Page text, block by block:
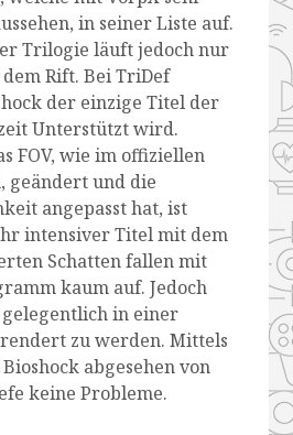
in seiner Liste auf.
Trilogie läuft jedoch nur
Rift. Bei TriDef
der einzige Titel der
Unterstützt wird.
FOV, wie im offiziellen
geändert und die
angepasst hat, ist
intensiver Titel mit dem
Schatten fallen mit
kaum auf. Jedoch
in einer
zu werden. Mittels
abgesehen von
keine Probleme.